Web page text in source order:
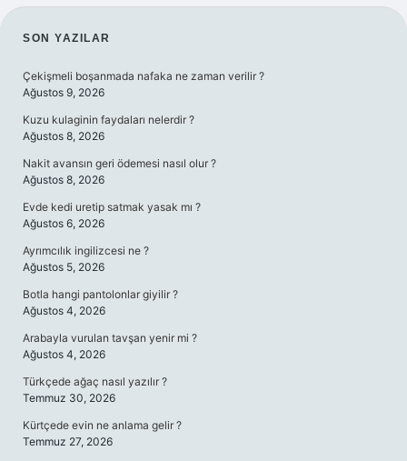
SIDEBAR
SON YAZILAR
Çekişmeli boşanmada nafaka ne zaman verilir ?
Ağustos 9, 2026
Kuzu kulaginin faydaları nelerdir ?
Ağustos 8, 2026
Nakit avansın geri ödemesi nasıl olur ?
Ağustos 8, 2026
Evde kedi uretip satmak yasak mı ?
Ağustos 6, 2026
Ayrımcılık ingilizcesi ne ?
Ağustos 5, 2026
Botla hangi pantolonlar giyilir ?
Ağustos 4, 2026
Arabayla vurulan tavşan yenir mi ?
Ağustos 4, 2026
Türkçede ağaç nasıl yazılır ?
Temmuz 30, 2026
Kürtçede evin ne anlama gelir ?
Temmuz 27, 2026